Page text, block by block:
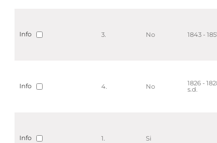
Info 3. No 1843 -
Info 4. No
1826 -
s.d.
Info 1. Si